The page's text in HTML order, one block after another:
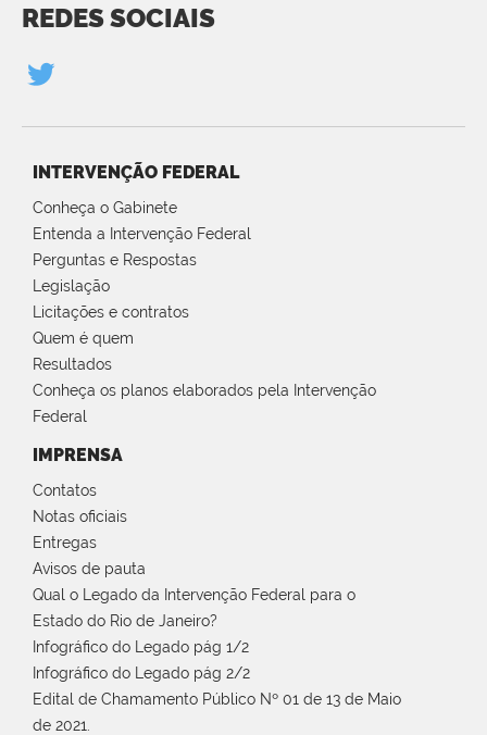
REDES SOCIAIS
INTERVENÇÃO FEDERAL
Conheça o Gabinete
Entenda a Intervenção Federal
Perguntas e Respostas
Legislação
Licitações e contratos
Quem é quem
Resultados
Conheça os planos elaborados pela Intervenção
Federal
IMPRENSA
Contatos
Notas oficiais
Entregas
Avisos de pauta
Qual o Legado da Intervenção Federal para o
Estado do Rio de Janeiro?
Infográfico do Legado pág 1/2
Infográfico do Legado pág 2/2
Edital de Chamamento Público Nº 01 de 13 de Maio
de 2021.